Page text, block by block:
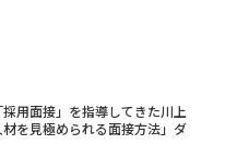
用面接」を指導してきた川上
を見極められる面接方法」ダ